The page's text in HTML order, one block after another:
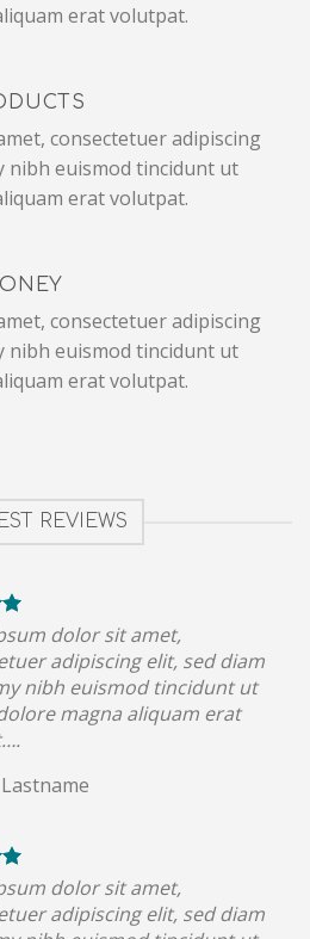
erat volutpat.
consectetuer adipiscing
nibh euismod tincidunt ut
erat volutpat.
consectetuer adipiscing
nibh euismod tincidunt ut
erat volutpat.
REVIEWS
dolor sit amet,
adipiscing elit, sed diam
nibh euismod tincidunt ut
magna aliquam erat
Lastname
dolor sit amet,
adipiscing elit, sed diam